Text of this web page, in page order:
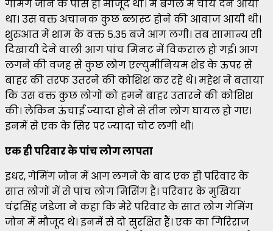
गेमिंग जोन के पास ही मौजूद था। मैं बगल में चाय देने आया
था। उस वक्त अचानक कुछ ब्लास्ट होने की आवाज आयी थी।
शुरुआत में शाम के वक्त 5.35 बजे आग लगी। तब सामान्य सी
दिखायी देने वाली आग पांच मिनट में विकराल हो गई। आग
लगने की वजह से कुछ लोग एल्युमीनियम शेड के ऊपर से
बाहर की तरफ उतरने की कोशिश कर रहे थे। महेश ने बताया
कि उस वक्त कुछ लोगों को हमनें बाहर उतारने की कोशिश
की। लेकिन ऊंचाई ज्यादा होने से तीन लोग घायल हो गए।
इनमें से एक के सिर पर ज्यादा चोट लगी थी।
एक ही परिवार के पांच लोग लापता
इधर, गेमिंग जोन में आग लगने के बाद एक ही परिवार के
सात लोगों में से पांच लोग मिसिंग हैं। परिवार के मुखिया
चंद्रसिंह जडेजा ने कहा कि मेरे परिवार के सात लोग गेमिंग
जोन में मौजूद थे। इनमें से दो सुरक्षित हैं। एक का गिरिराज